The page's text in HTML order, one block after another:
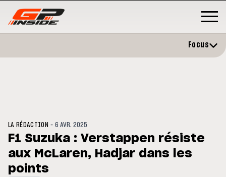
: Horaires et
du GP de Grande-
MOTO GP
Focus
LA RÉDACTION -6 AVR. 2025
F1 Suzuka : Verstappen résiste
aux McLaren, Hadjar dans les
points